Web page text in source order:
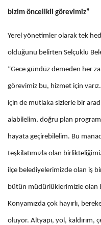
bizim öncelikli görevimiz”
Yerel yönetimler olarak tek
olduğunu belirten Selçuklu
“Gece gündüz demeden her
görevimiz bu, hizmet için
için de mutlaka sizlerle bir
alabilelim, doğru plan
hayata geçirebilelim. Bu
teşkilatımızla olan
ilçe belediyelerimizde olan iş
bütün müdürlüklerimizle olan
Konyamızda çok hayırlı,
oluyor. Altyapı, yol, kaldırım,